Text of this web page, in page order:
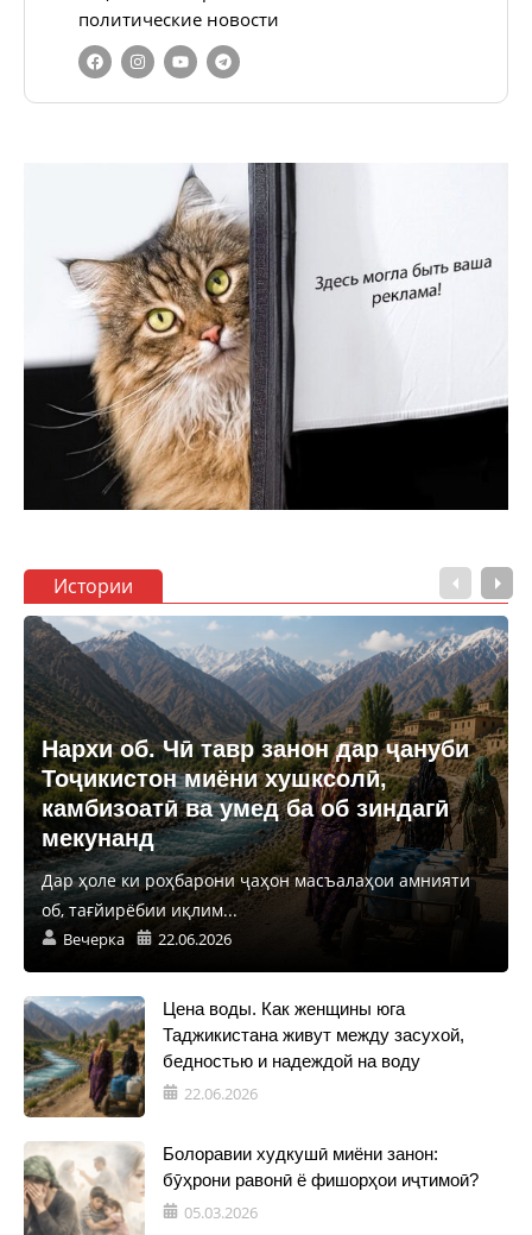
политические новости
Истории
Нархи об. Чӣ тавр занон дар ҷануби
Тоҷикистон миёни хушксолӣ,
камбизоатӣ ва умед ба об зиндагӣ
мекунанд
Дар ҳоле ки роҳбарони ҷаҳон масъалаҳои амнияти
об, тағйирёбии иқлим...
Вечерка 22.06.2026
Цена воды. Как женщины юга
Таджикистана живут между засухой,
бедностью и надеждой на воду
22.06.2026
Болоравии худкушӣ миёни занон:
бӯҳрони равонӣ ё фишорҳои иҷтимоӣ?
05.03.2026